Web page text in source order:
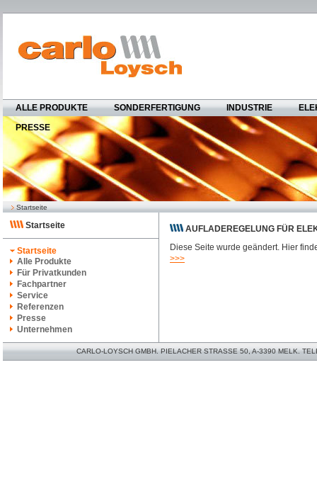
ALLE PRODUKTE SONDERFERTIGUNG INDUSTRIE
PRESSE
Startseite
Startseite
Startseite
Alle Produkte
Für Privatkunden
Fachpartner
Service
Referenzen
Presse
Unternehmen
AUFLADEREGELUNG FÜR
Diese Seite wurde geändert. Hier
>>>
CARLO-LOYSCH GMBH. PIELACHER STRASSE 50, A-3390 MELK.